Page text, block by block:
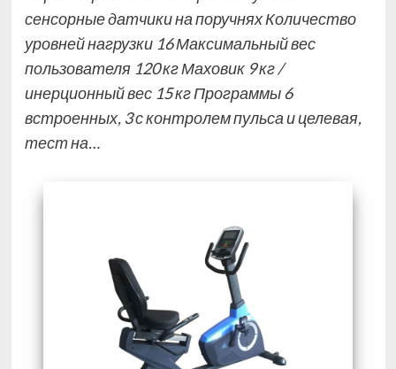
сенсорные датчики на поручнях Количество
уровней нагрузки 16 Максимальный вес
пользователя 120 кг Маховик 9 кг /
инерционный вес 15 кг Программы 6
встроенных, 3 с контролем пульса и целевая,
тест на…